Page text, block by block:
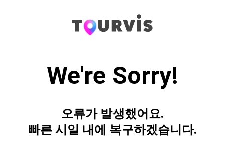
We're Sorry!
오류가 발생했어요.
빠른 시일 내에 복구하겠습니다.